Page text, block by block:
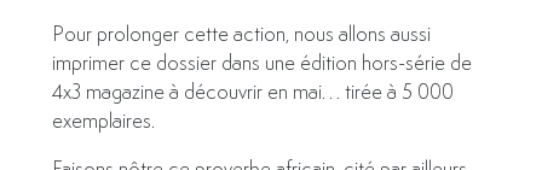
Pour prolonger cette action, nous allons aussi
imprimer ce dossier dans une édition hors-série de
4x3 magazine à découvrir en mai… tirée à 5 000
exemplaires.